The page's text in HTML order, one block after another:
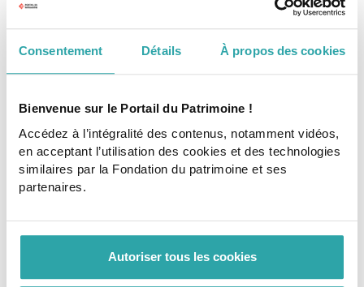
Consentement Détails À propos des cookies
Bienvenue sur le Portail du Patrimoine !
Accédez à l’intégralité des contenus, notamment vidéos,
en acceptant l’utilisation des cookies et des technologies
similaires par la Fondation du patrimoine et ses
partenaires.
Autoriser tous les cookies
Guide & boîte à outils
9 outils pour dynamiser votre collecte de
dons
Découvrez ici un panorama des outils activables pour
donner plus de visibilité à votre projet patrimoine, et